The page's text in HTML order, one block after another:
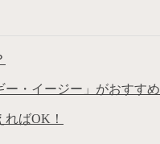
・イージー」がおすすめ
ばOK！